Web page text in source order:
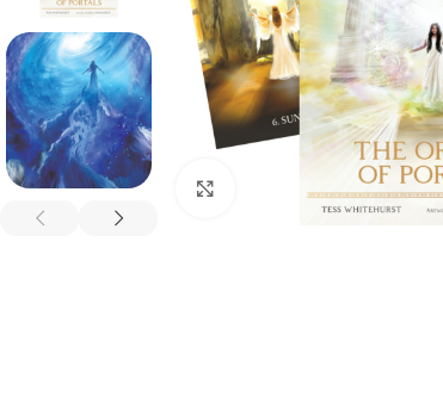
Spustelėkite, kad